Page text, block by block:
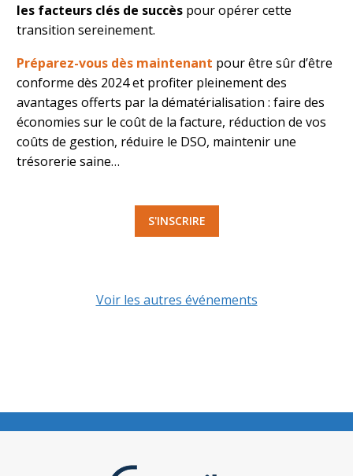
les facteurs clés de succès pour opérer cette
transition sereinement.
Préparez-vous dès maintenant pour être sûr d’être
conforme dès 2024 et profiter pleinement des
avantages offerts par la dématérialisation : faire des
économies sur le coût de la facture, réduction de vos
coûts de gestion, réduire le DSO, maintenir une
trésorerie saine…
S'INSCRIRE
Voir les autres événements